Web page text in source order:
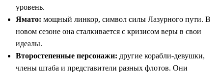
уровень.
Ямато: мощный линкор, символ силы Лазурного пути. В
новом сезоне она сталкивается с кризисом веры в свои
идеалы.
Второстепенные персонажи: другие корабли‑девушки,
члены штаба и представители разных флотов. Они